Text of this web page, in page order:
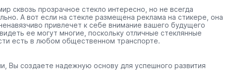
сквозь прозрачное стекло интересно, но не всегда
А вот если на стекле размещена реклама на стикере, она
привлечет к себе внимание вашего будущего
ее могут многие, поскольку отличные стеклянные
есть в любом общественном транспорте.
Вы создаете надежную основу для успешного развития